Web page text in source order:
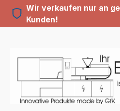
Hauptinhalt springen
Zur Suche springen
Zur Hauptnavigation
Wir verkaufen nur an
Kunden!